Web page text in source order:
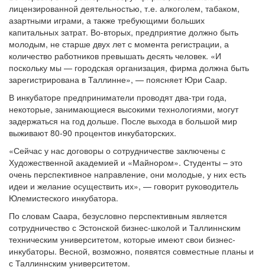
лицензированной деятельностью, т.е. алкоголем, табаком,
азартными играми, а также требующими больших
капитальных затрат. Во-вторых, предприятие должно быть
молодым, не старше двух лет с момента регистрации, а
количество работников превышать десять человек. «И
поскольку мы — городская организация, фирма должна быть
зарегистрирована в Таллинне», — поясняет Юри Саар.
В инкубаторе предприниматели проводят два-три года,
некоторые, занимающиеся высокими технологиями, могут
задержаться на год дольше. После выхода в большой мир
выживают 80-90 процентов инкубаторских.
«Сейчас у нас договоры о сотрудничестве заключены с
Художественной академией и «Майнором». Студенты – это
очень перспективное направление, они молодые, у них есть
идеи и желание осуществить их», — говорит руководитель
Юлемистеского инкубатора.
По словам Саара, безусловно перспективным является
сотрудничество с Эстонской бизнес-школой и Таллиннским
техническим университетом, которые имеют свои бизнес-
инкубаторы. Весной, возможно, появятся совместные планы и
с Таллиннским университетом.